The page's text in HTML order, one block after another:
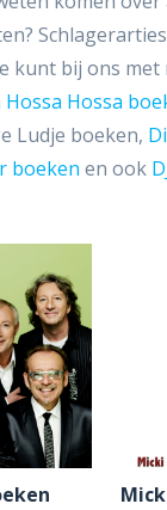
kunt bij ons met
Hossa Hossa
Ludje boeken,
boeken en ook